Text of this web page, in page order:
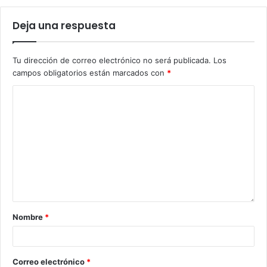
Deja una respuesta
Tu dirección de correo electrónico no será publicada. Los
campos obligatorios están marcados con *
Nombre *
Correo electrónico *